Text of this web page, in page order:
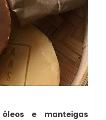
e manteigas